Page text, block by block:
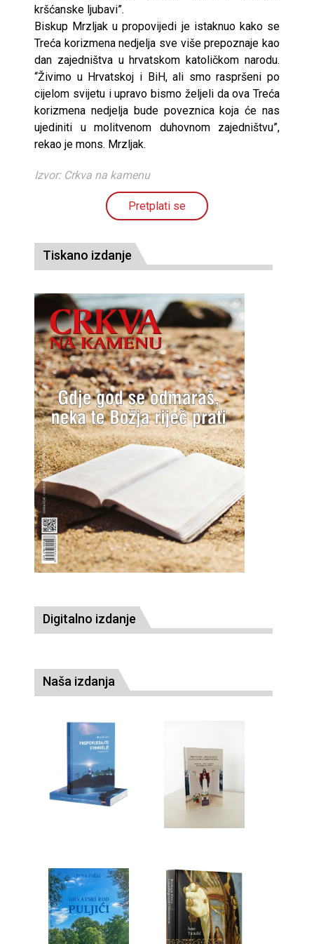
kršćanske ljubavi”.
Biskup Mrzljak u propovijedi je istaknuo kako se
Treća korizmena nedjelja sve više prepoznaje kao
dan zajedništva u hrvatskom katoličkom narodu.
“Živimo u Hrvatskoj i BiH, ali smo raspršeni po
cijelom svijetu i upravo bismo željeli da ova Treća
korizmena nedjelja bude poveznica koja će nas
ujediniti u molitvenom duhovnom zajedništvu”,
rekao je mons. Mrzljak.
Izvor: Crkva na kamenu
Pretplati se
Tiskano izdanje
Digitalno izdanje
Naša izdanja